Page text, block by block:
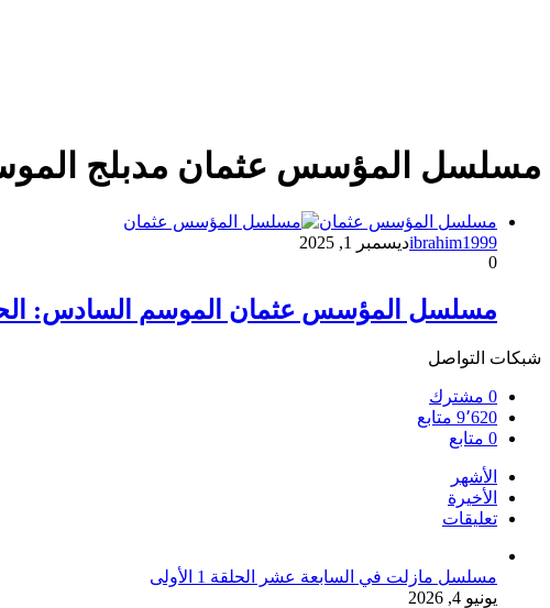
مسلسل المؤسس عثمان مدبلج
مسلسل المؤسس عثمان
ibrahim1999ديسمبر 1, 2025
0
مسلسل المؤسس عثمان الموسم السادس:
شبكات التواصل
0 مشترك
9٬620 متابع
0 متابع
الأشهر
الأخيرة
تعليقات
مسلسل مازلت في السابعة عشر الحلقة 1 الأولى
يونيو 4, 2026